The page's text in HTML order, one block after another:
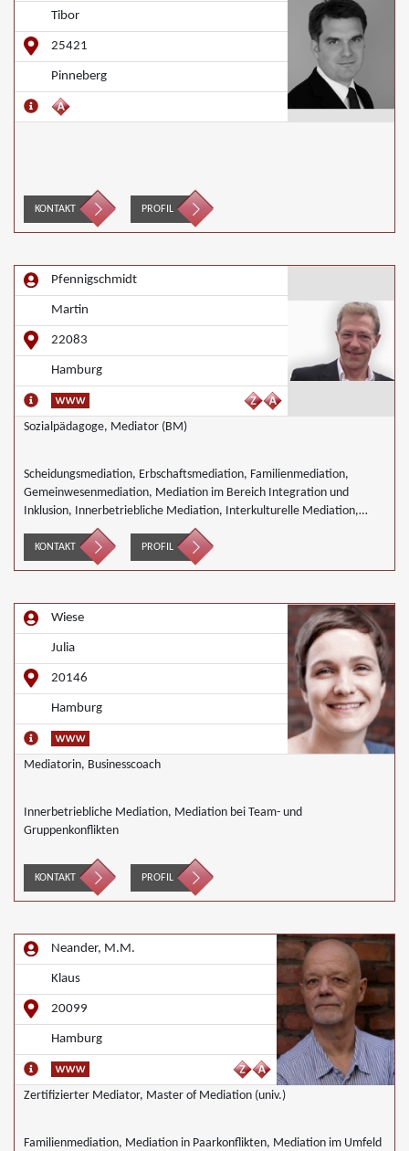
Tibor
25421
Pinneberg
KONTAKT PROFIL
Pfennigschmidt
Martin
22083
Hamburg
Sozialpädagoge, Mediator (BM)
Scheidungsmediation, Erbschaftsmediation, Familienmediation,
Gemeinwesenmediation, Mediation im Bereich Integration und
Inklusion, Innerbetriebliche Mediation, Interkulturelle Mediation,
Mediation in IT- Software- Outsourcing-Konflikten, Mediation von
Generationskonflikten, Mediation bei Gesellschafterkonflikten,
Mediation im öffentlichen Bereich, Mediation bei Team- und
Nachbarschaftsmediation, Schulmediation, Täter/Opfer Ausgleich,
Wirtschaftsmediation
KONTAKT PROFIL
Wiese
Julia
20146
Hamburg
Mediatorin, Businesscoach
Innerbetriebliche Mediation, Mediation bei Team- und
Gruppenkonflikten
KONTAKT PROFIL
Neander, M.M.
Klaus
20099
Hamburg
Zertifizierter Mediator, Master of Mediation (univ.)
Familienmediation, Mediation in Paarkonflikten, Mediation im Umfeld